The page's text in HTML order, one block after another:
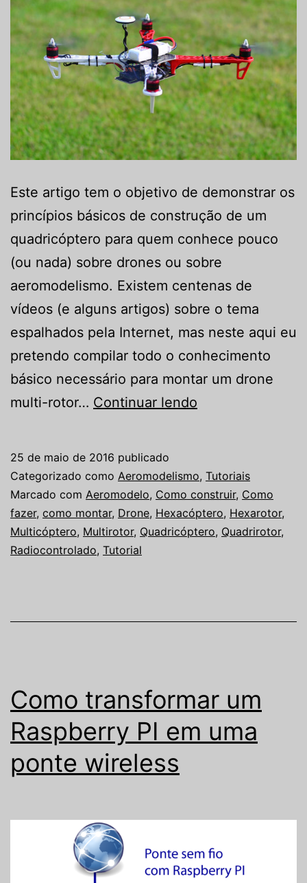
Este artigo tem o objetivo de demonstrar os
princípios básicos de construção de um
quadricóptero para quem conhece pouco
(ou nada) sobre drones ou sobre
aeromodelismo. Existem centenas de
vídeos (e alguns artigos) sobre o tema
espalhados pela Internet, mas neste aqui eu
pretendo compilar todo o conhecimento
básico necessário para montar um drone
multi-rotor… Continuar lendo
drone
25 de maio de 2016 publicado
Categorizado como Aeromodelismo, Tutoriais
Marcado com Aeromodelo, Como construir, Como
fazer, como montar, Drone, Hexacóptero, Hexarotor,
Multicóptero, Multirotor, Quadricóptero, Quadrirotor,
Radiocontrolado, Tutorial
Como transformar um
Raspberry PI em uma
ponte wireless